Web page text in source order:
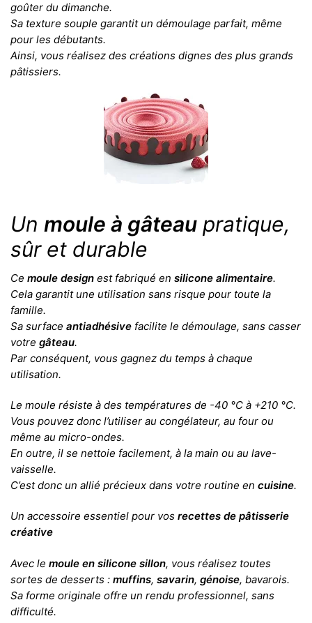
goûter du dimanche.
Sa texture souple garantit un démoulage parfait, même
pour les débutants.
Ainsi, vous réalisez des créations dignes des plus grands
pâtissiers.
Un moule à gâteau pratique,
sûr et durable
Ce moule design est fabriqué en silicone alimentaire.
Cela garantit une utilisation sans risque pour toute la
famille.
Sa surface antiadhésive facilite le démoulage, sans casser
votre gâteau.
Par conséquent, vous gagnez du temps à chaque
utilisation.
Le moule résiste à des températures de -40 °C à +210 °C.
Vous pouvez donc l’utiliser au congélateur, au four ou
même au micro-ondes.
En outre, il se nettoie facilement, à la main ou au lave-
vaisselle.
C’est donc un allié précieux dans votre routine en cuisine.
Un accessoire essentiel pour vos recettes de pâtisserie
créative
Avec le moule en silicone sillon, vous réalisez toutes
sortes de desserts : muffins, savarin, génoise, bavarois.
Sa forme originale offre un rendu professionnel, sans
difficulté.